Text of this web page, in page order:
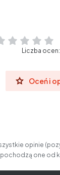
Liczba
Oceń i
opinie
one od